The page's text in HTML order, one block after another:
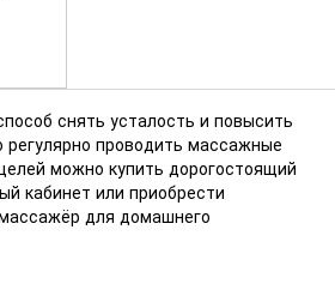
снять усталость и повысить
проводить массажные
можно купить дорогостоящий
кабинет или приобрести
для домашнего